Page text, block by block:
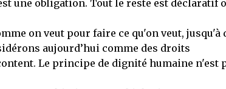
une obligation. Tout le reste est déclaratif
on veut pour faire ce qu'on veut, jusqu'à
aujourd’hui comme des droits
Le principe de dignité humaine n'est